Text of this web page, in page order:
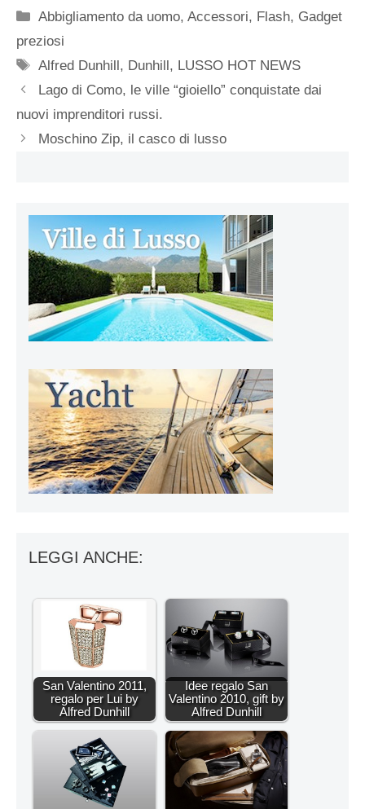
Categorie
Abbigliamento da uomo,Accessori, Flash, Gadget
preziosi
Tag
Alfred Dunhill, Dunhill, LUSSO HOT NEWS
Lago di Como, le ville “gioiello” conquistate dai
nuovi imprenditori russi.
Moschino Zip, il casco di lusso
LEGGI ANCHE:
San Valentino 2011,
regalo per Lui by
Alfred Dunhill
Idee regalo San
Valentino 2010, gift by
Alfred Dunhill